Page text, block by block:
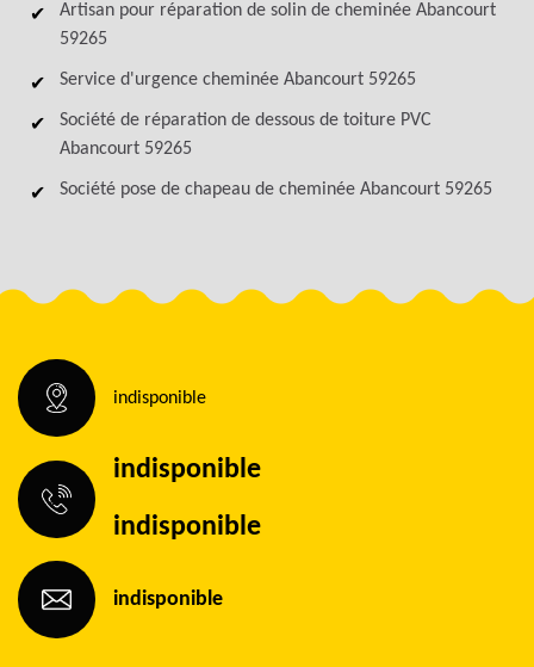
Artisan pour réparation de solin de cheminée Abancourt
59265
Service d'urgence cheminée Abancourt 59265
Société de réparation de dessous de toiture PVC
Abancourt 59265
Société pose de chapeau de cheminée Abancourt 59265
indisponible
indisponible
indisponible
indisponible